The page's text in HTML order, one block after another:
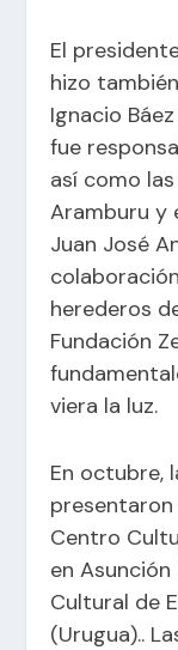
El
hizo
Ignacio
fue
así como
Aramburu y
Juan José
herederos
Fundación
viera la luz.
En octubre,
Centro
en
Cultural de
(Urugua)..